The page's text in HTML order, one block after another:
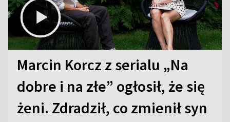
Marcin Korcz z serialu „Na
dobre i na złe” ogłosił, że się
żeni. Zdradził, co zmienił syn